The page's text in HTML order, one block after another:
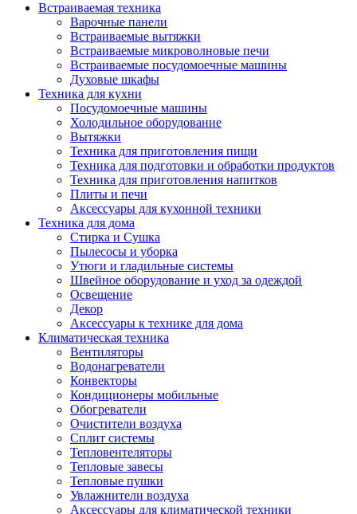
Встраиваемая техника
Варочные панели
Встраиваемые вытяжки
Встраиваемые микроволновые печи
Встраиваемые посудомоечные машины
Духовые шкафы
Техника для кухни
Посудомоечные машины
Холодильное оборудование
Вытяжки
Техника для приготовления пищи
Техника для подготовки и обработки продуктов
Техника для приготовления напитков
Плиты и печи
Аксессуары для кухонной техники
Техника для дома
Стирка и Сушка
Пылесосы и уборка
Утюги и гладильные системы
Швейное оборудование и уход за одеждой
Освещение
Декор
Аксессуары к технике для дома
Климатическая техника
Вентиляторы
Водонагреватели
Конвекторы
Кондиционеры мобильные
Обогреватели
Очистители воздуха
Сплит системы
Тепловентеляторы
Тепловые завесы
Тепловые пушки
Увлажнители воздуха
Аксессуары для климатической техники